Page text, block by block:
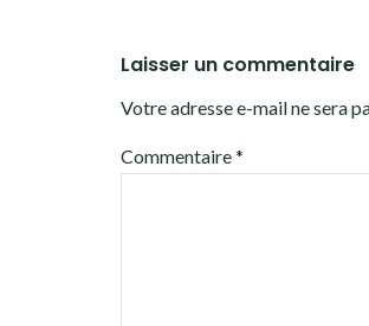
Laisser un commentaire
Votre adresse e-mail ne sera
Commentaire*